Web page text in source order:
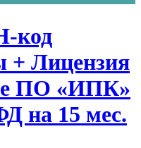
код
+ Лицензия
ПО «ИПК»
на 15 мес.